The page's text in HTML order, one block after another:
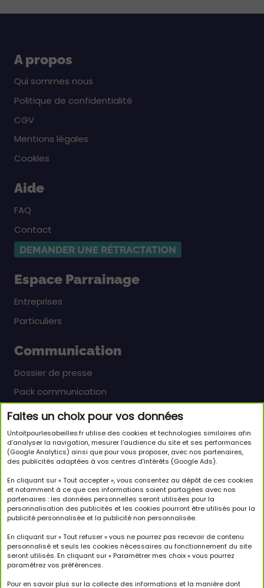
Faites un choix pour vos données
Untoitpourlesabeilles.fr utilise des cookies et technologies similaires afin
d’analyser la navigation, mesurer l’audience du site et ses performances
(Google Analytics) ainsi que pour vous proposer, avec nos partenaires,
des publicités adaptées à vos centres d’intérêts (Google Ads).
En cliquant sur « Tout accepter », vous consentez au dépôt de ces cookies
et notamment à ce que ces informations soient partagées avec nos
partenaires : les données personnelles seront utilisées pour la
personnalisation des publicités et les cookies pourront être utilisés pour la
publicité personnalisée et la publicité non personnalisée.
En cliquant sur « Tout refuser » vous ne pourrez pas recevoir de contenu
personnalisé et seuls les cookies nécessaires au fonctionnement du site
seront utilisés. En cliquant sur « Paramètrer mes choix » vous pourrez
paramétrez vos préférences.
Pour en savoir plus sur la collecte des informations et la manière dont
A propos
Qui sommes nous
Politique de confidentialité
CGV
Mentions légales
Cookies
Aide
FAQ
Contact
DEMANDER UNE RÉTRACTATION
Espace Parrainage
Entreprises
Particuliers
Communication
Dossier de presse
Pack communication
Newsletter
Inscrivez-vous pour en savoir plus sur le monde
passionnant des abeilles et sur notre initiative.
JE M'INSCRIS À LA NEWSLETTER
Suivez-nous
Copyright © 2026 Un Toit Pour Les Abeilles. Tous droits
réservés.